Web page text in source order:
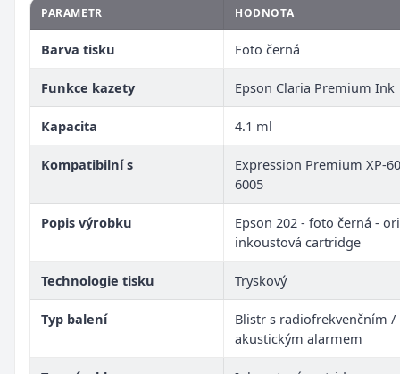
PARAMETR HODNOTA
Barva tisku Foto černá
Funkce kazety Epson Claria Premium Ink
Kapacita 4.1 ml
Kompatibilní s
Expression Premium XP-
6005
Popis výrobku
Epson 202 - foto černá -
inkoustová cartridge
Technologie tisku Tryskový
Typ balení
Blistr s radiofrekvenčním /
akustickým alarmem